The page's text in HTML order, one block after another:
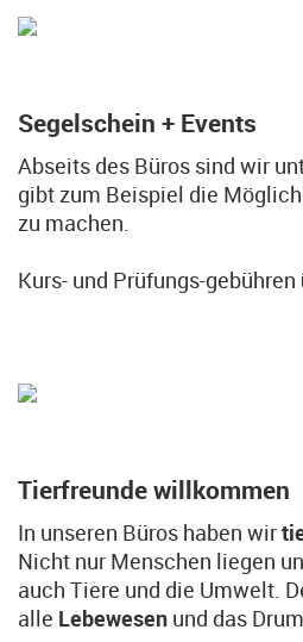
Segelschein + Events
Abseits des Büros sind wir
gibt zum Beispiel die
zu machen.
Kurs- und Prüfungs-gebühren
Tierfreunde willkommen
In unseren Büros haben wir
Nicht nur Menschen liegen
auch Tiere und die Umwelt.
alle Lebewesen und das